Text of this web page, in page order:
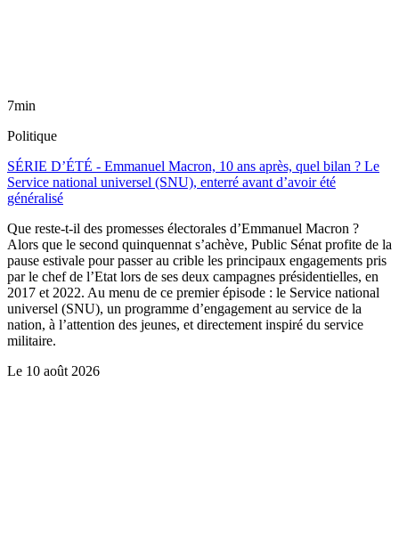
7min
Politique
SÉRIE D’ÉTÉ - Emmanuel Macron, 10 ans après, quel bilan ? Le
Service national universel (SNU), enterré avant d’avoir été
généralisé
Que reste-t-il des promesses électorales d’Emmanuel Macron ?
Alors que le second quinquennat s’achève, Public Sénat profite de la
pause estivale pour passer au crible les principaux engagements pris
par le chef de l’Etat lors de ses deux campagnes présidentielles, en
2017 et 2022. Au menu de ce premier épisode : le Service national
universel (SNU), un programme d’engagement au service de la
nation, à l’attention des jeunes, et directement inspiré du service
militaire.
Le 10 août 2026